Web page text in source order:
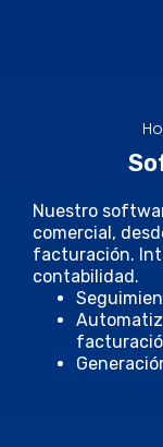
Nuestro
comercial,
facturación.
contabilidad.